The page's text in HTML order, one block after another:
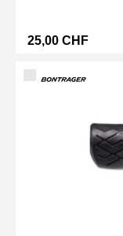
25,00 CHF